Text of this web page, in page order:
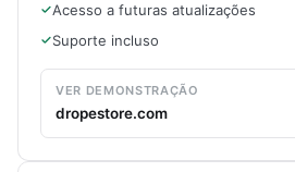
Acesso a futuras atualizações
Suporte incluso
VER DEMONSTRAÇÃO
dropestore.com